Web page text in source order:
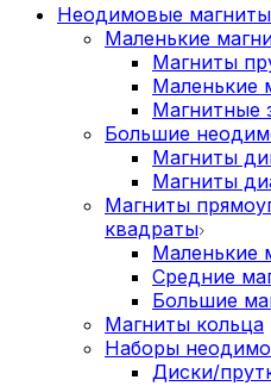
Неодимовые магниты
Маленькие
Магниты
Маленькие
Магнитные
Большие
Магниты
Магниты
Магниты
квадраты
Маленькие
Средние
Большие
Магниты кольца
Наборы
Диски/